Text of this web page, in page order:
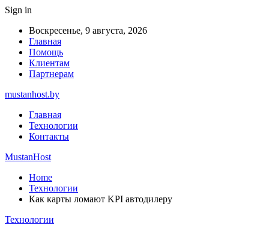
Sign in
Воскресенье, 9 августа, 2026
Главная
Помощь
Клиентам
Партнерам
mustanhost.by
Главная
Технологии
Контакты
MustanHost
Home
Технологии
Как карты ломают KPI автодилеру
Технологии